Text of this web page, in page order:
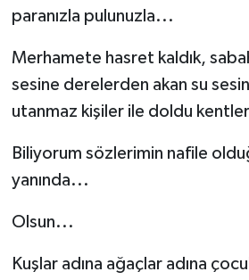
paranızla pulunuzla...
Merhamete hasret kaldık,
sesine derelerden akan su
utanmaz kişiler ile doldu
Biliyorum sözlerimin nafile
yanında...
Olsun...
Kuşlar adına ağaçlar adına